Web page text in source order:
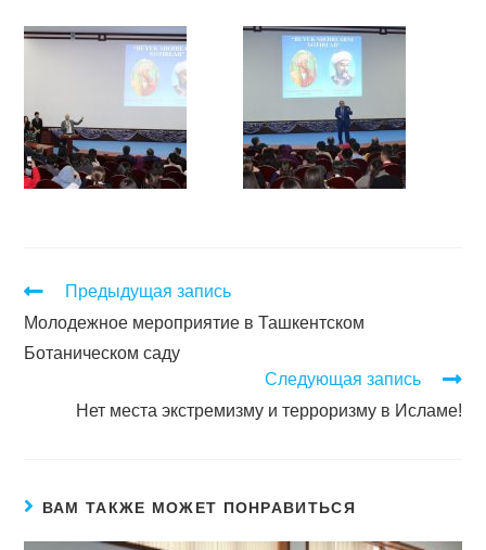
Предыдущая запись
Молодежное мероприятие в Ташкентском
Ботаническом саду
Следующая запись
Нет места экстремизму и терроризму в Исламе!
ВАМ ТАКЖЕ МОЖЕТ ПОНРАВИТЬСЯ